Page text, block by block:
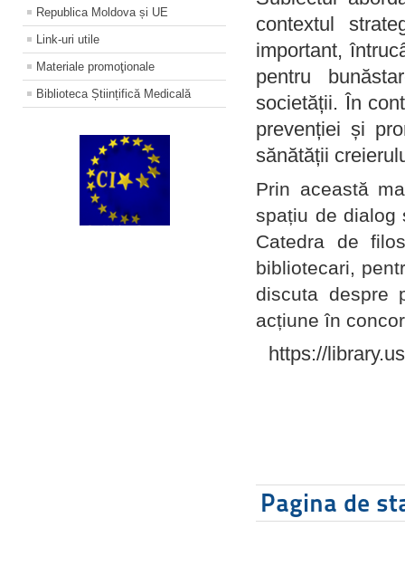
Republica Moldova și UE
Link-uri utile
Materiale promoţionale
Biblioteca Științifică Medicală
contextul
important,
pentru
societății. În
prevenției și
sănătății
Prin această
spațiu de dialog
Catedra de
bibliotecari,
discuta despre
acțiune în
https://
Pagina de